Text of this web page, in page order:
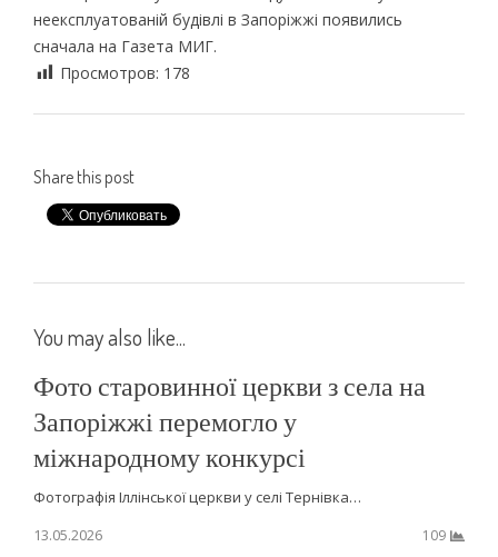
неексплуатованій будівлі в Запоріжжі появились
сначала на Газета МИГ.
Просмотров: 178
Share this post
You may also like...
Фото старовинної церкви з села на
Запоріжжі перемогло у
міжнародному конкурсі
Фотографія Іллінської церкви у селі Тернівка…
13.05.2026
109